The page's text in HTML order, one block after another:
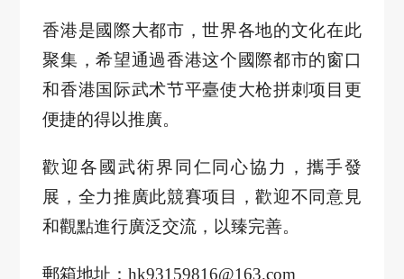
香港是國際大都市，世界各地的文化在此
聚集，希望通過香港这个 國際都市的窗口
和香港国际武术节平臺使大枪拼刺项目 更
便捷的得以推廣。
歡迎各國武術界同仁同心協力，攜手發
展，全力推廣此競賽项目
，歡迎不同意見
和觀點進行廣泛交流，以臻完善。
郵箱地址：hk93159816@163.com